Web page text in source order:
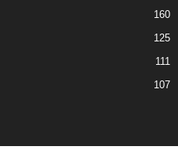
160
125
111
107